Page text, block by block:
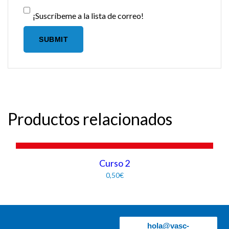
¡Suscríbeme a la lista de correo!
Productos relacionados
Curso 2
0,50€
hola@vasc-